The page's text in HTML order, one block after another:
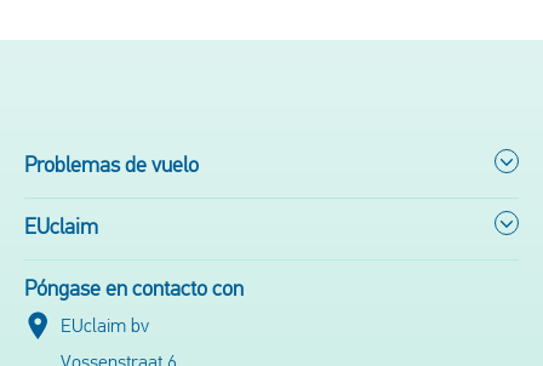
Problemas de vuelo
EUclaim
Póngase en contacto con
EUclaim bv